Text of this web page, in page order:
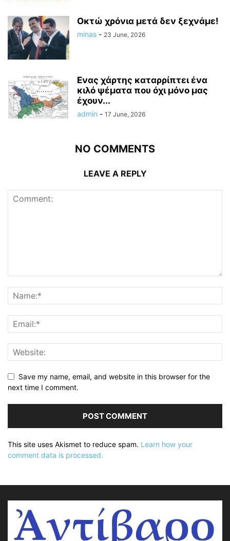
Οκτώ χρόνια μετά δεν ξεχνάμε!
minas - 23 June, 2026
Ενας χάρτης καταρρίπτει ένα
κιλό ψέματα που όχι μόνο μας
έχουν...
admin - 17 June, 2026
NO COMMENTS
LEAVE A REPLY
Save my name, email, and website in this browser for the
next time I comment.
This site uses Akismet to reduce spam. Learn how your
comment data is processed.